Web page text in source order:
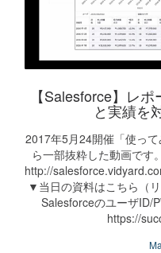
【Salesforce】レ
と実績を
2017年5月24開催「使っ
ら一部抜粋した動画で
http://
▼当日の資料はこちら（
SalesforceのユーザID/
https://